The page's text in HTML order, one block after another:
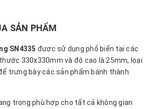
SẢN PHẨM
SN4335 được sử dụng phổ biến tại các
330x330mm và độ cao là 25mm, loại
trưng bày các sản phẩm bánh thành
trọng phù hợp cho tất cả không gian